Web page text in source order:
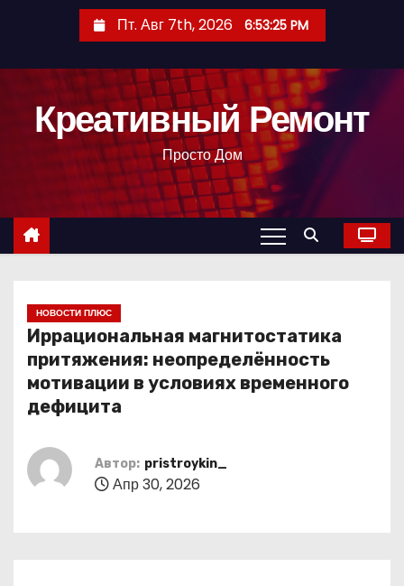
с
Пт. Авг 7th, 2026 6:53:26 PM
Креативный Ремонт
Просто Дом
НОВОСТИ ПЛЮС
Иррациональная магнитостатика
притяжения: неопределённость
мотивации в условиях временного
дефицита
Автор: pristroykin_
Апр 30, 2026